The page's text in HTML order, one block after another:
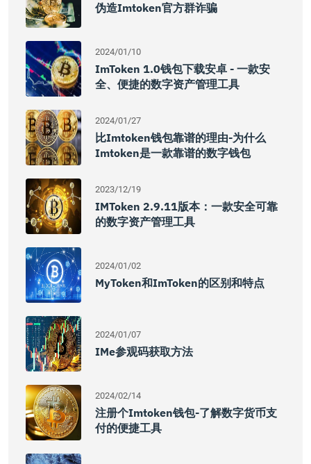
伪造imtoken官方群诈骗
2024/01/10
ImToken 1.0钱包下载安卓 - 一款安
全、便捷的数字资产管理工具
2024/01/27
比imtoken钱包靠谱的理由-为什么
Imtoken是一款靠谱的数字钱包
2023/12/19
IMToken 2.9.11版本：一款安全可靠
的数字资产管理工具
2024/01/02
MyToken和imToken的区别和特点
2024/01/07
IMe参观码获取方法
2024/02/14
注册个imtoken钱包-了解数字货币支
付的便捷工具